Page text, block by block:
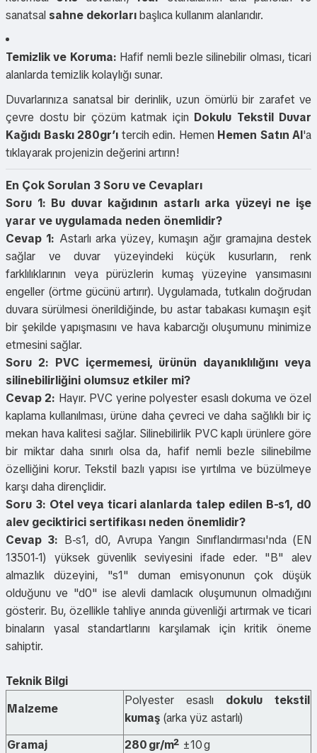
sanatsal sahne dekorlarıbaşlıca kullanım alanlarıdır.
Temizlik ve Koruma: Hafif nemli bezle silinebilir olması, ticari
alanlarda temizlik kolaylığı sunar.
Duvarlarınıza sanatsal bir derinlik, uzun ömürlü bir zarafet ve
çevre dostu bir çözüm katmak için Dokulu Tekstil Duvar
Kağıdı Baskı 280gr’ı tercih edin. Hemen Hemen Satın Al'a
tıklayarak projenizin değerini artırın!
En Çok Sorulan 3 Soru ve Cevapları
Soru 1: Bu duvar kağıdının astarlı arka yüzeyi ne işe
yarar ve uygulamada neden önemlidir?
Cevap 1: Astarlı arka yüzey, kumaşın ağır gramajına destek
sağlar ve duvar yüzeyindeki küçük kusurların, renk
farklılıklarının veya pürüzlerin kumaş yüzeyine yansımasını
engeller (örtme gücünü artırır). Uygulamada, tutkalın doğrudan
duvara sürülmesi önerildiğinde, bu astar tabakası kumaşın eşit
bir şekilde yapışmasını ve hava kabarcığı oluşumunu minimize
etmesini sağlar.
Soru 2: PVC içermemesi, ürünün dayanıklılığını veya
silinebilirliğini olumsuz etkiler mi?
Cevap 2: Hayır. PVC yerine polyester esaslı dokuma ve özel
kaplama kullanılması, ürüne daha çevreci ve daha sağlıklı bir iç
mekan hava kalitesi sağlar. Silinebilirlik PVC kaplı ürünlere göre
bir miktar daha sınırlı olsa da, hafif nemli bezle silinebilme
özelliğini korur. Tekstil bazlı yapısı ise yırtılma ve büzülmeye
karşı daha dirençlidir.
Soru 3: Otel veya ticari alanlarda talep edilen B-s1, d0
alev geciktirici sertifikası neden önemlidir?
Cevap 3: B-s1, d0, Avrupa Yangın Sınıflandırması'nda (EN
13501-1) yüksek güvenlik seviyesini ifade eder. "B" alev
almazlık düzeyini, "s1" duman emisyonunun çok düşük
olduğunu ve "d0" ise alevli damlacık oluşumunun olmadığını
gösterir. Bu, özellikle tahliye anında güvenliği artırmak ve ticari
binaların yasal standartlarını karşılamak için kritik öneme
sahiptir.
Teknik Bilgi
Malzeme
Polyester esaslı dokulu tekstil
kumaş (arka yüz astarlı)
Gramaj
280gr/m² ±10 g